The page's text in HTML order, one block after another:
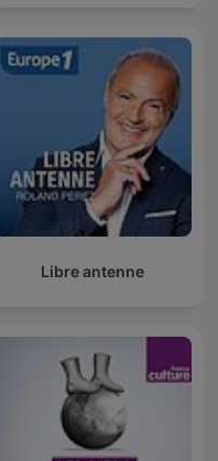
Libre antenne